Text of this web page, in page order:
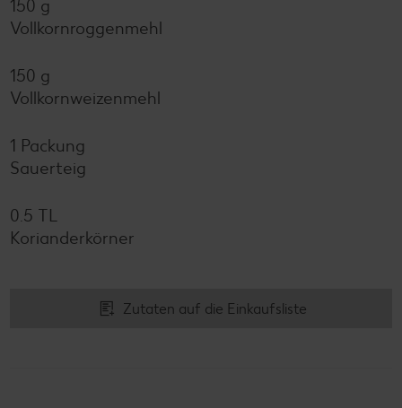
150 g
Vollkornroggenmehl
150 g
Vollkornweizenmehl
1 Packung
Sauerteig
0.5 TL
Korianderkörner
Zutaten auf die Einkaufsliste